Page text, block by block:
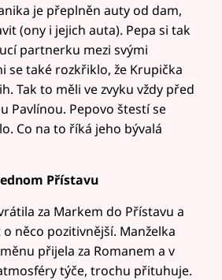
je přeplněn auty od dam,
(ony i jejich auta). Pepa si tak
partnerku mezi svými
se také rozkřiklo, že Krupička
Tak to měli ve zvyku vždy před
Pavlínou. Pepovo štestí se
Co na to říká jeho bývalá
Přístavu
za Markem do Přístavu a
něco pozitivnější. Manželka
přijela za Romanem a v
týče, trochu přituhuje.